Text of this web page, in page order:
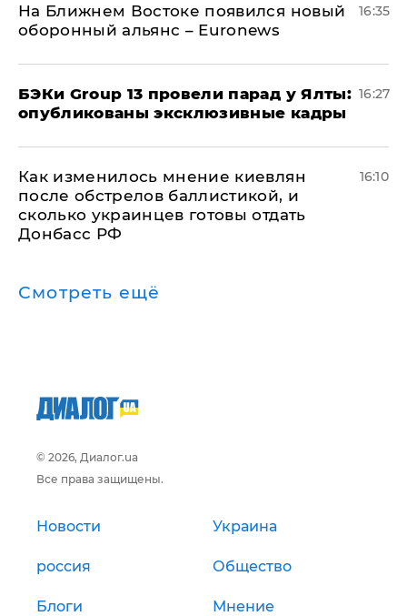
На Ближнем Востоке появился новый
оборонный альянс – Euronews
16:35
​БЭКи Group 13 провели парад у Ялты:
опубликованы эксклюзивные кадры
16:27
Как изменилось мнение киевлян
после обстрелов баллистикой, и
сколько украинцев готовы отдать
Донбасс РФ
16:10
Смотреть ещё
© 2026, Диалог.ua
Все права защищены.
Новости Украина
россия Общество
Блоги Мнение